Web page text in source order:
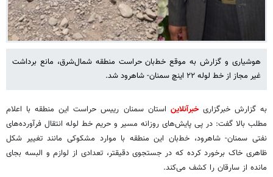
هوشیاری و گزارش به موقع خط‌بان حراست منطقه شمال‌شرق، مانع برداشت
غیر مجاز از خط لوله ۲۲ اینچ سمنان- شاهرود شد.
به گزارش خبرگزاریخبرآنلاین استان سمنان رییس حراست این منطقه با اعلام
مطلب بالا گفت: در پی پایش‌های روزانه مسیر و حریم خط لوله انتقال فرآورده‌های
نفتی سمنان- شاهرود، خط‌بان این منطقه با موارد مشکوکی مانند تغییر شکل
ظاهری خاک برخورد کرده که در جستجوی دقیقتر، تعدادی از لوازم و البسه بجای
مانده از سارقان را کشف می‌کند.